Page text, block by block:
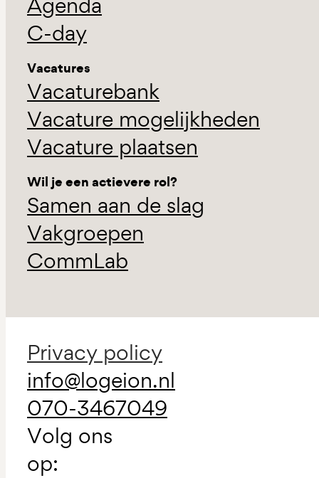
C-day
Vacatures
Vacaturebank
Vacature mogelijkheden
Vacature plaatsen
Wil je een actievere rol?
Samen aan de slag
Vakgroepen
CommLab
Privacy policy
info@logeion.nl
070-3467049
Volg ons
op: